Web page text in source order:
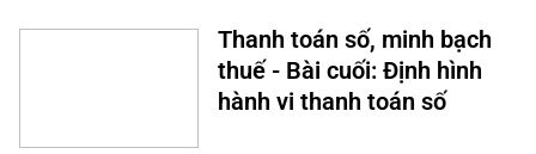
Thanh toán số, minh bạch
thuế - Bài cuối: Định hình
hành vi thanh toán số